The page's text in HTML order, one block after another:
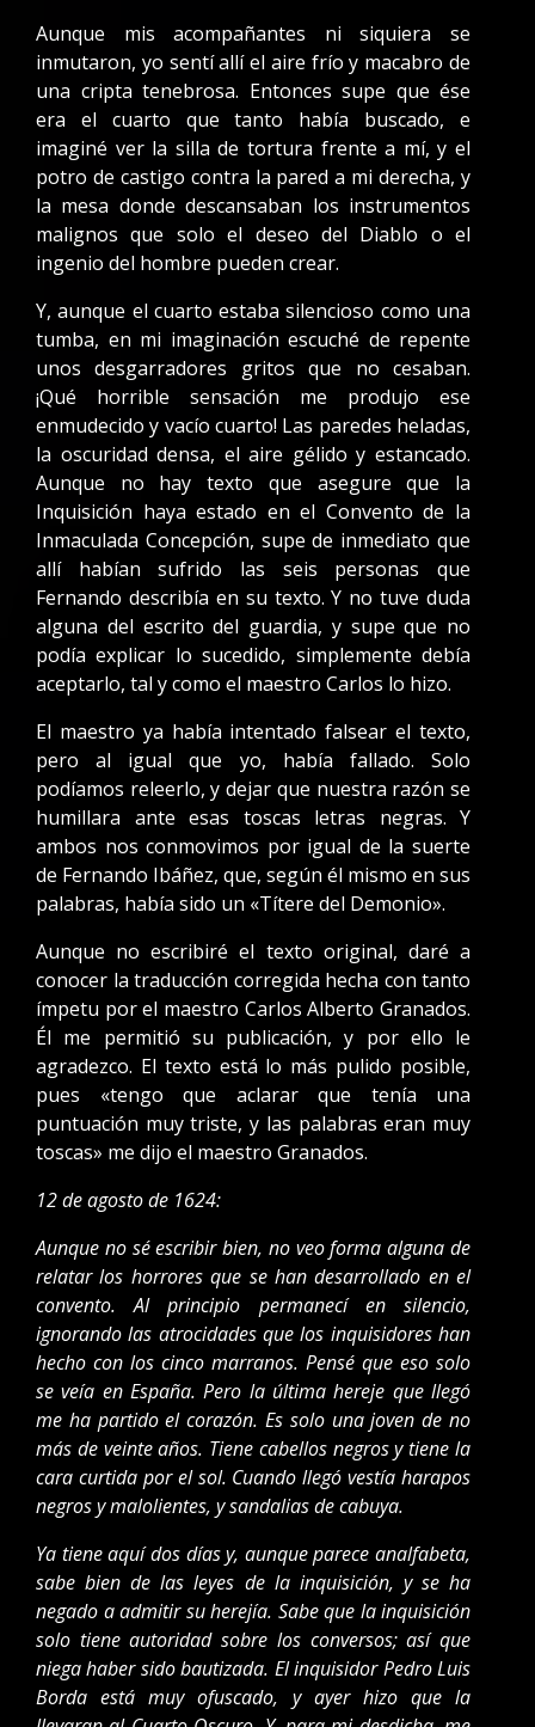
Aunque mis acompañantes ni siquiera se
inmutaron, yo sentí allí el aire frío y macabro de
una cripta tenebrosa. Entonces supe que ése
era el cuarto que tanto había buscado, e
imaginé ver la silla de tortura frente a mí, y el
potro de castigo contra la pared a mi derecha, y
la mesa donde descansaban los instrumentos
malignos que solo el deseo del Diablo o el
ingenio del hombre pueden crear.
Y, aunque el cuarto estaba silencioso como una
tumba, en mi imaginación escuché de repente
unos desgarradores gritos que no cesaban.
¡Qué horrible sensación me produjo ese
enmudecido y vacío cuarto! Las paredes heladas,
la oscuridad densa, el aire gélido y estancado.
Aunque no hay texto que asegure que la
Inquisición haya estado en el Convento de la
Inmaculada Concepción, supe de inmediato que
allí habían sufrido las seis personas que
Fernando describía en su texto. Y no tuve duda
alguna del escrito del guardia, y supe que no
podía explicar lo sucedido, simplemente debía
aceptarlo, tal y como el maestro Carlos lo hizo.
El maestro ya había intentado falsear el texto,
pero al igual que yo, había fallado. Solo
podíamos releerlo, y dejar que nuestra razón se
humillara ante esas toscas letras negras. Y
ambos nos conmovimos por igual de la suerte
de Fernando Ibáñez, que, según él mismo en sus
palabras, había sido un «Títere del Demonio».
Aunque no escribiré el texto original, daré a
conocer la traducción corregida hecha con tanto
ímpetu por el maestro Carlos Alberto Granados.
Él me permitió su publicación, y por ello le
agradezco. El texto está lo más pulido posible,
pues «tengo que aclarar que tenía una
puntuación muy triste, y las palabras eran muy
toscas» me dijo el maestro Granados.
12 de agosto de 1624:
Aunque no sé escribir bien, no veo forma alguna de
relatar los horrores que se han desarrollado en el
convento. Al principio permanecí en silencio,
ignorando las atrocidades que los inquisidores han
hecho con los cinco marranos. Pensé que eso solo
se veía en España. Pero la última hereje que llegó
me ha partido el corazón. Es solo una joven de no
más de veinte años. Tiene cabellos negros y tiene la
cara curtida por el sol. Cuando llegó vestía harapos
negros y malolientes, y sandalias de cabuya.
Ya tiene aquí dos días y, aunque parece analfabeta,
sabe bien de las leyes de la inquisición, y se ha
negado a admitir su herejía. Sabe que la inquisición
solo tiene autoridad sobre los conversos; así que
niega haber sido bautizada. El inquisidor Pedro Luis
Borda está muy ofuscado, y ayer hizo que la